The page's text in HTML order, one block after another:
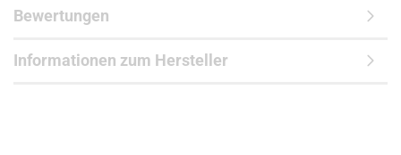
Bewertungen
Informationen zum Hersteller